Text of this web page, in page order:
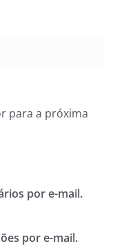
para a próxima
por e-mail.
por e-mail.